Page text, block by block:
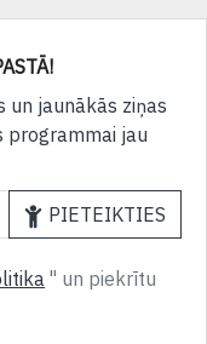
un jaunākās ziņas
programmai jau
PIETEIKTIES
" un piekrītu